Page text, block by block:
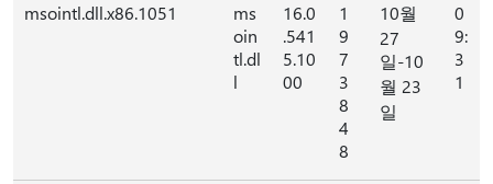
msointl.dll.x86.1051
ms
oin
tl.dl
l
16.0
.541
5.10
00
1
9
7
3
8
4
8
10월
27
일-10
월 23
일
0
9:
3
1